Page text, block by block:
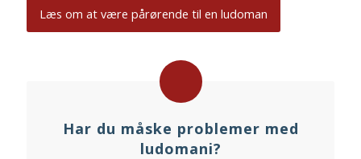
Læs om at være pårørende til en ludoman
Har du måske problemer med
ludomani?